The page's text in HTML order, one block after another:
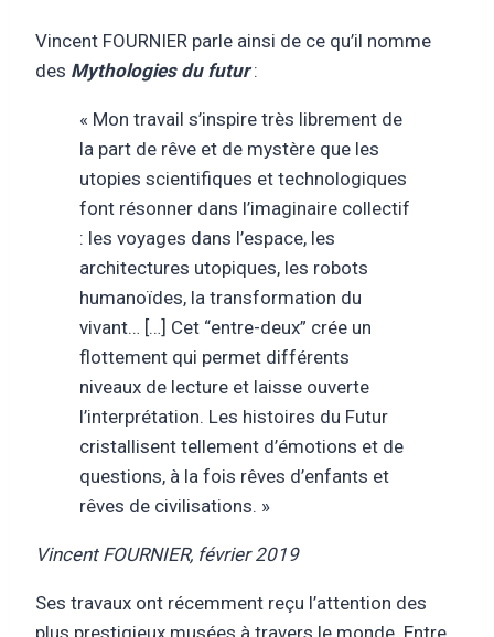
Vincent FOURNIER parle ainsi de ce qu’il nomme
des Mythologies du futur:
« Mon travail s’inspire très librement de
la part de rêve et de mystère que les
utopies scientifiques et technologiques
font résonner dans l’imaginaire collectif
: les voyages dans l’espace, les
architectures utopiques, les robots
humanoïdes, la transformation du
vivant… […] Cet “entre-deux” crée un
flottement qui permet différents
niveaux de lecture et laisse ouverte
l’interprétation. Les histoires du Futur
cristallisent tellement d’émotions et de
questions, à la fois rêves d’enfants et
rêves de civilisations. »
Vincent FOURNIER, février 2019
Ses travaux ont récemment reçu l’attention des
plus prestigieux musées à travers le monde. Entre